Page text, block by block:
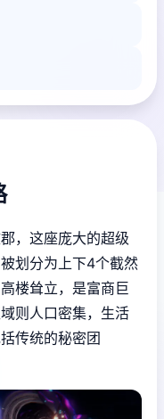
，这座庞大的超级
划分为上下4个截然
楼耸立，是富商巨
则人口密集，生活
传统的秘密团